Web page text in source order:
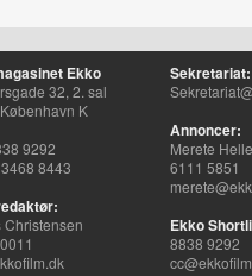
Ekko
32, 2. sal
K
9292
8443
Christensen
Sekretariat:
Annoncer:
Merete
6111 5851
Ekko
8838 9292